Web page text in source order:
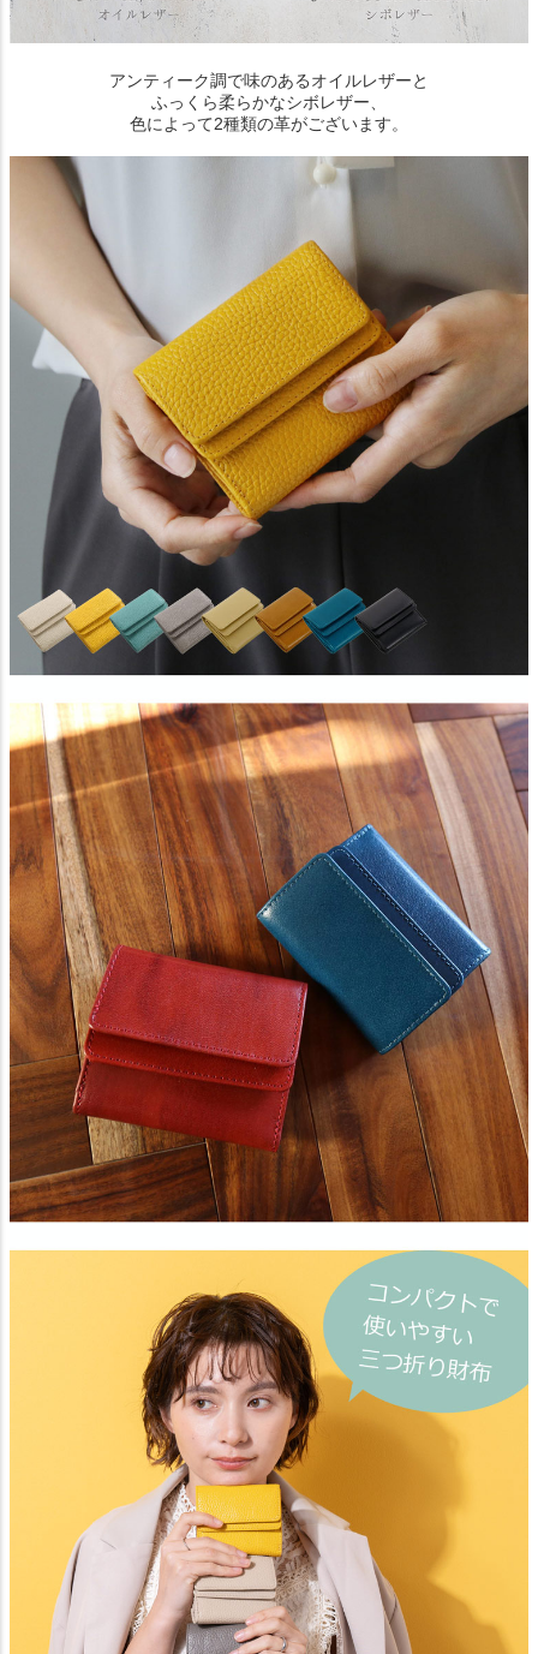
アンティーク調で味のあるオイルレザーと
ふっくら柔らかなシボレザー、
色によって2種類の革がございます。